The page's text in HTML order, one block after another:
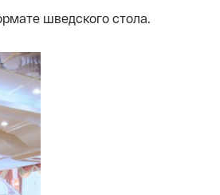
шведского стола.